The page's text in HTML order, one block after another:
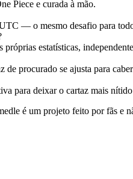
Piece e curada à mão.
— o mesmo desafio para
estatísticas,
procurado se ajusta para
para deixar o cartaz mais
é um projeto feito por fãs e